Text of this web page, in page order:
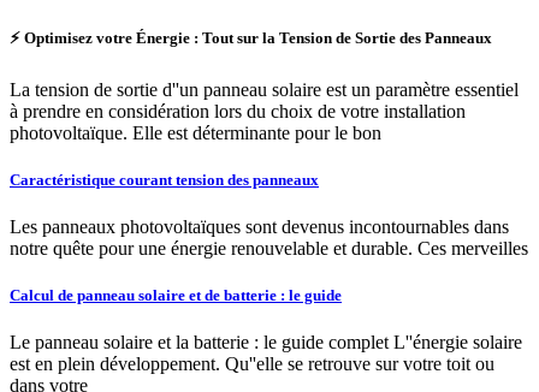
⚡ Optimisez votre Énergie : Tout sur la Tension de Sortie des Panneaux
La tension de sortie d''un panneau solaire est un paramètre essentiel
à prendre en considération lors du choix de votre installation
photovoltaïque. Elle est déterminante pour le bon
Caractéristique courant tension des panneaux
Les panneaux photovoltaïques sont devenus incontournables dans
notre quête pour une énergie renouvelable et durable. Ces merveilles
Calcul de panneau solaire et de batterie : le guide
Le panneau solaire et la batterie : le guide complet L''énergie solaire
est en plein développement. Qu''elle se retrouve sur votre toit ou
dans votre